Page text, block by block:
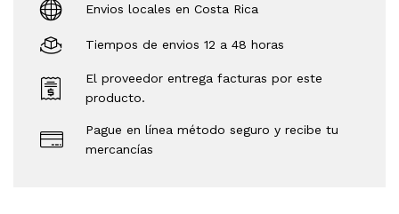
Envios locales en Costa Rica
Tiempos de envios 12 a 48 horas
El proveedor entrega facturas por este
producto.
Pague en línea método seguro y recibe tu
mercancías